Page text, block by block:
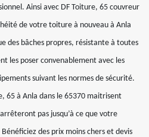
Ainsi avec DF Toiture, 65 couvreur
de votre toiture à nouveau à Anla
des bâches propres, résistante à toutes
les poser convenablement avec les
suivant les normes de sécurité.
65 à Anla dans le 65370 maitrisent
pas jusqu’à ce que votre
des prix moins chers et devis